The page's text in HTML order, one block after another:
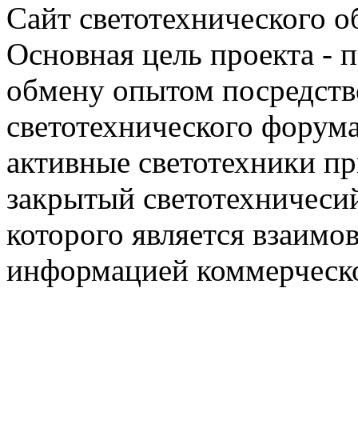
Сайт светотехнического
Основная цель проекта -
обмену опытом
светотехнического
активные светотехники
закрытый
которого является
информацией